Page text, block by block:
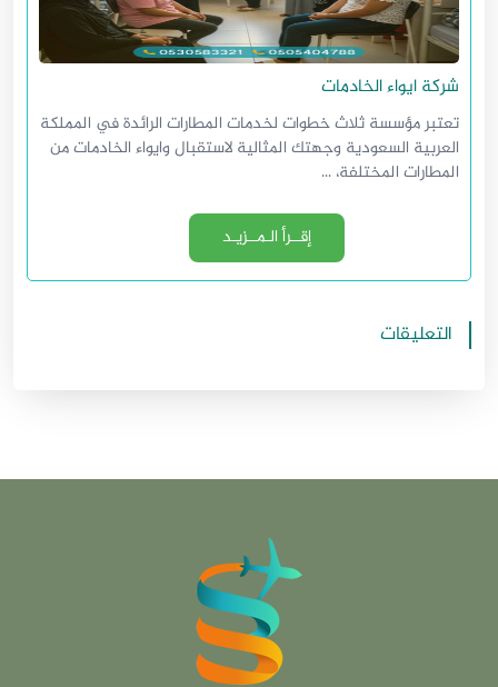
شركة ايواء الخادمات
تعتبر مؤسسة ثلاث خطوات لخدمات المطارات الرائدة في المملكة
العربية السعودية وجهتك المثالية لاستقبال وايواء الخادمات من
المطارات المختلفة، ...
إقــرأ الـمــزيـد
التعليقات